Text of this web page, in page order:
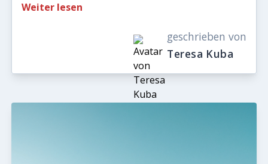
Weiter lesen
geschrieben von
Teresa Kuba